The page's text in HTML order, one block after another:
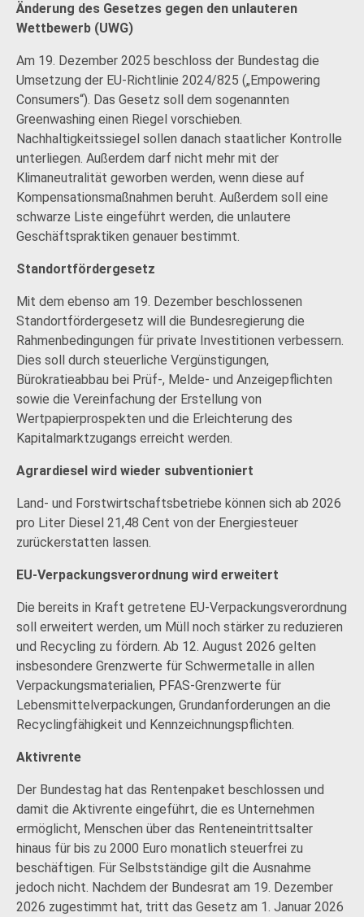
Änderung des Gesetzes gegen den unlauteren
Wettbewerb (UWG)
Am 19. Dezember 2025 beschloss der Bundestag die
Umsetzung der EU-Richtlinie 2024/825 („Empowering
Consumers“). Das Gesetz soll dem sogenannten
Greenwashing einen Riegel vorschieben.
Nachhaltigkeitssiegel sollen danach staatlicher Kontrolle
unterliegen. Außerdem darf nicht mehr mit der
Klimaneutralität geworben werden, wenn diese auf
Kompensationsmaßnahmen beruht. Außerdem soll eine
schwarze Liste eingeführt werden, die unlautere
Geschäftspraktiken genauer bestimmt.
Standortfördergesetz
Mit dem ebenso am 19. Dezember beschlossenen
Standortfördergesetz will die Bundesregierung die
Rahmenbedingungen für private Investitionen verbessern.
Dies soll durch steuerliche Vergünstigungen,
Bürokratieabbau bei Prüf-, Melde- und Anzeigepflichten
sowie die Vereinfachung der Erstellung von
Wertpapierprospekten und die Erleichterung des
Kapitalmarktzugangs erreicht werden.
Agrardiesel wird wieder subventioniert
Land- und Forstwirtschaftsbetriebe können sich ab 2026
pro Liter Diesel 21,48 Cent von der Energiesteuer
zurückerstatten lassen.
EU-Verpackungsverordnung wird erweitert
Die bereits in Kraft getretene EU-Verpackungsverordnung
soll erweitert werden, um Müll noch stärker zu reduzieren
und Recycling zu fördern. Ab 12. August 2026 gelten
insbesondere Grenzwerte für Schwermetalle in allen
Verpackungsmaterialien, PFAS-Grenzwerte für
Lebensmittelverpackungen, Grundanforderungen an die
Recyclingfähigkeit und Kennzeichnungspflichten.
Aktivrente
Der Bundestag hat das Rentenpaket beschlossen und
damit die Aktivrente eingeführt, die es Unternehmen
ermöglicht, Menschen über das Renteneintrittsalter
hinaus für bis zu 2000 Euro monatlich steuerfrei zu
beschäftigen. Für Selbstständige gilt die Ausnahme
jedoch nicht. Nachdem der Bundesrat am 19. Dezember
2026 zugestimmt hat, tritt das Gesetz am 1. Januar 2026